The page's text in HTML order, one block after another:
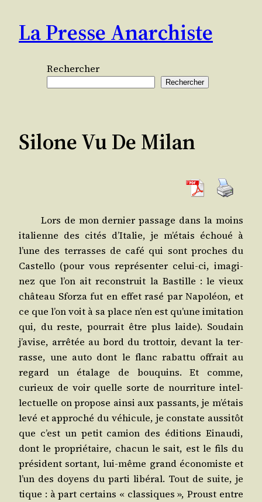
contenu
La Presse Anarchiste
Rechercher
Rechercher
Silone Vu De Milan
Lors de mon der­nier pas­sage dans la moins
ita­lienne des cités d’Italie, je m’étais échoué à
l’une des ter­rasses de café qui sont proches du
Cas­tel­lo (pour vous repré­sen­ter celui-ci, ima­gi­
nez que l’on ait recons­truit la Bas­tille : le vieux
châ­teau Sfor­za fut en effet rasé par Napo­léon, et
ce que l’on voit à sa place n’en est qu’une imi­ta­tion
qui, du reste, pour­rait être plus laide). Sou­dain
j’avise, arrê­tée au bord du trot­toir, devant la ter­
rasse, une auto dont le flanc rabat­tu offrait au
regard un éta­lage de bou­quins. Et comme,
curieux de voir quelle sorte de nour­ri­ture intel­
lec­tuelle on pro­pose ain­si aux pas­sants, je m’étais
levé et appro­ché du véhi­cule, je constate aus­si­tôt
que c’est un petit camion des édi­tions Einau­di,
dont le pro­prié­taire, cha­cun le sait, est le fils du
pré­sident sor­tant, lui-même grand éco­no­miste et
l’un des doyens du par­ti libé­ral. Tout de suite, je
tique : à part cer­tains « clas­siques », Proust entre